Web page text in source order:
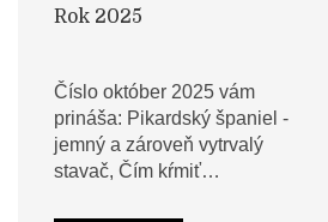
Rok 2025
Číslo október 2025 vám
prináša: Pikardský španiel -
jemný a zároveň vytrvalý
stavač, Čím kŕmiť…